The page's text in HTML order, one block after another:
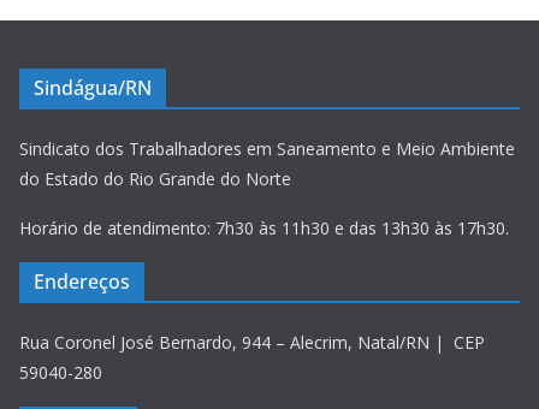
Sindágua/RN
Sindicato dos Trabalhadores em Saneamento e Meio Ambiente
do Estado do Rio Grande do Norte
Horário de atendimento: 7h30 às 11h30 e das 13h30 às 17h30.
Endereços
Rua Coronel José Bernardo, 944 – Alecrim, Natal/RN | CEP
59040-280